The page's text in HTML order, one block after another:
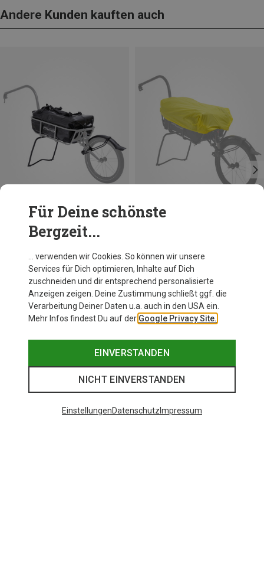
Andere Kunden kauften auch
Du sparst 10%
Für Deine schönste
Bergzeit...
… verwenden wir Cookies. So können wir unsere
Services für Dich optimieren, Inhalte auf Dich
zuschneiden und dir entsprechend personalisierte
Anzeigen zeigen. Deine Zustimmung schließt ggf. die
Verarbeitung Deiner Daten u.a. auch in den USA ein.
Mehr Infos findest Du auf der Google Privacy Site.
EINVERSTANDEN
NICHT EINVERSTANDEN
EinstellungenDatenschutz Impressum